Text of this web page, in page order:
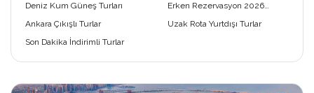
Deniz Kum Güneş Turları
Erken Rezervasyon 2026
Ankara Çıkışlı Turlar
Uzak Rota Yurtdışı Turlar
Son Dakika İndirimli Turlar